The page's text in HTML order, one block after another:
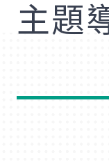
主題